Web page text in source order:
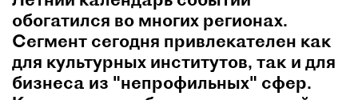
обогатился во многих регионах.
Сегмент сегодня привлекателен как
для культурных институтов, так и для
бизнеса из "непрофильных" сфер.